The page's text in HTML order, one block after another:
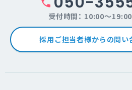
受付時間： 10:00～19:00
採用ご担当者様からの問い